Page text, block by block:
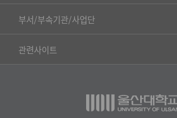
▷국어국문학부
▷일본어·일본학과
▷프랑스어·프랑스학과
부서/부속기관/사업단
공동기기센터
공학교육혁신센터
관련사이트
건강가정지원센터
교수협의회